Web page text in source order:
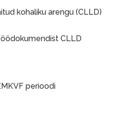
kohaliku arengu (CLLD)
CLLD
perioodi